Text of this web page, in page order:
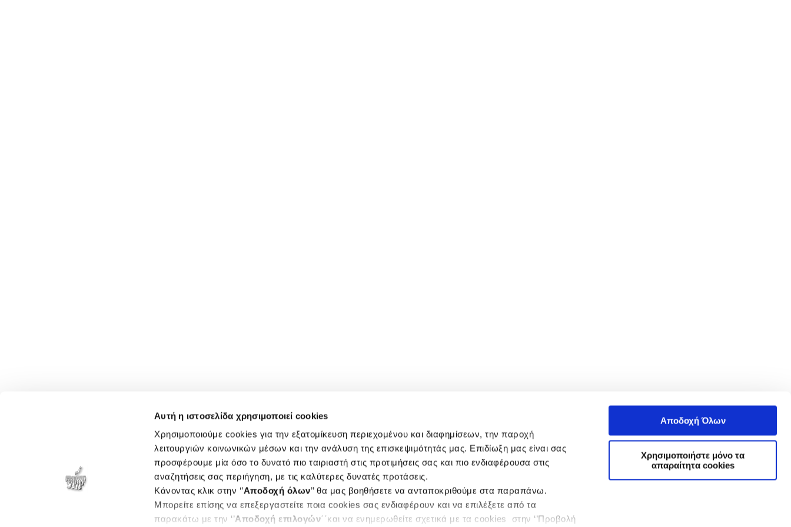
Αυτή η ιστοσελίδα χρησιμοποιεί cookies
Χρησιμοποιούμε cookies για την εξατομίκευση περιεχομένου και διαφημίσεων, την παροχή
λειτουργιών κοινωνικών μέσων και την ανάλυση της επισκεψιμότητάς μας. Επιδίωξη μας είναι σας
προσφέρουμε μία όσο το δυνατό πιο ταιριαστή στις προτιμήσεις σας και πιο ενδιαφέρουσα στις
αναζητήσεις σας περιήγηση, με τις καλύτερες δυνατές προτάσεις.
Κάνοντας κλικ στην ‘’Αποδοχή όλων’’ θα μας βοηθήσετε να ανταποκριθούμε στα παραπάνω.
Μπορείτε επίσης να επεξεργαστείτε ποια cookies σας ενδιαφέρουν και να επιλέξετε από τα
παρακάτω με την ‘’Αποδοχή επιλογών΄΄και να ενημερωθείτε σχετικά με τα cookies στην ‘’Προβολή
Αποδοχή Όλων
Χρησιμοποιήστε μόνο τα
απαραίτητα cookies